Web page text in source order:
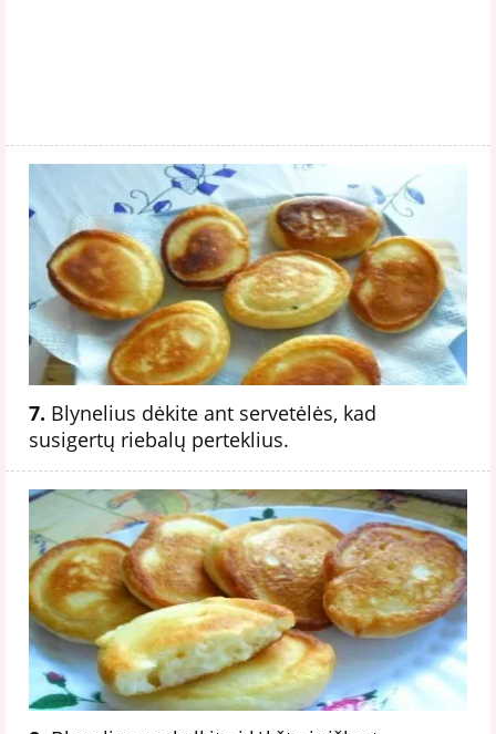
7. Blynelius dėkite ant servetėlės, kad
susigertų riebalų perteklius.